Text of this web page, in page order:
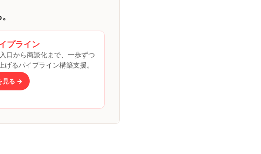
プライン
口から商談化まで、一歩ずつ
げるパイプライン構築支援。
見る →